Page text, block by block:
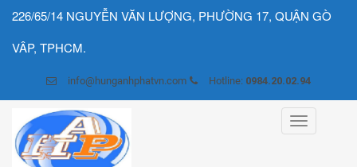
226/65/14 NGUYỄN VĂN LƯỢNG, PHƯỜNG 17, QUẬN GÒ
VÂP, TPHCM.
info@hunganhphatvn.com Hotline: 0984.20.02.94
Toggle
navigation